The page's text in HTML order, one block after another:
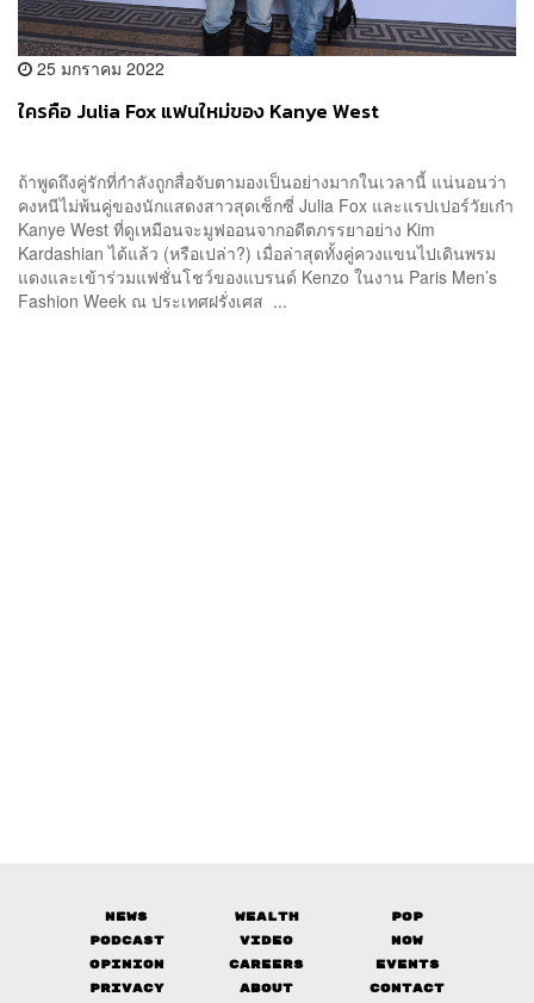
25 มกราคม 2022
ใครคือ Julia Fox แฟนใหม่ของ Kanye West
ถ้าพูดถึงคู่รักที่กำลังถูกสื่อจับตามองเป็นอย่างมากในเวลานี้ แน่นอนว่า
คงหนีไม่พ้นคู่ของนักแสดงสาวสุดเซ็กซี่ Julia Fox และแรปเปอร์วัยเก๋า
Kanye West ที่ดูเหมือนจะมูฟออนจากอดีตภรรยาอย่าง Kim
Kardashian ได้แล้ว (หรือเปล่า?) เมื่อล่าสุดทั้งคู่ควงแขนไปเดินพรม
แดงและเข้าร่วมแฟชั่นโชว์ของแบรนด์ Kenzo ในงาน Paris Men’s
Fashion Week ณ ประเทศฝรั่งเศส ...
News Wealth
Pop
Podcast
Video
Now
Opinion
Careers
Events
Privacy
About Contact